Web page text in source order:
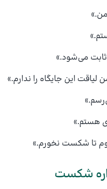
می‌شود.»
این جایگاه را ندارم.»
هستم.»
تا شکست نخورم.»
شکست